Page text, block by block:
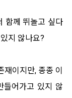
함께 뛰놀고 싶다
지 않나요?
이지만, 종종 이
들어가고 있지 않